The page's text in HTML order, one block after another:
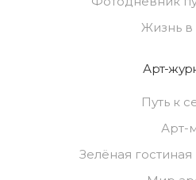
Жизнь в
Арт-
Путь к
Арт-
Зелёная